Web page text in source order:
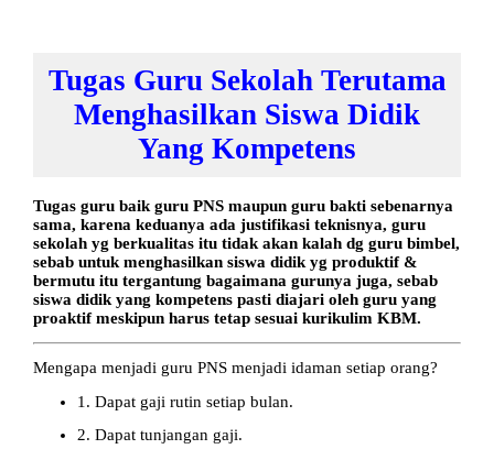
Tugas Guru Sekolah Terutama
Menghasilkan Siswa Didik
Yang Kompetens
Tugas guru baik guru PNS maupun guru bakti sebenarnya
sama, karena keduanya ada justifikasi teknisnya, guru
sekolah yg berkualitas itu tidak akan kalah dg guru bimbel,
sebab untuk menghasilkan siswa didik yg produktif &
bermutu itu tergantung bagaimana gurunya juga, sebab
siswa didik yang kompetens pasti diajari oleh guru yang
proaktif meskipun harus tetap sesuai kurikulim KBM.
Mengapa menjadi guru PNS menjadi idaman setiap orang?
1. Dapat gaji rutin setiap bulan.
2. Dapat tunjangan gaji.